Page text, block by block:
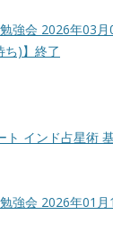
強会 2026年03
ち)】終了
ト インド占星術
強会 2026年01